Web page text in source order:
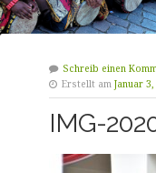
Schreib einen
Erstellt am Januar
IMG-